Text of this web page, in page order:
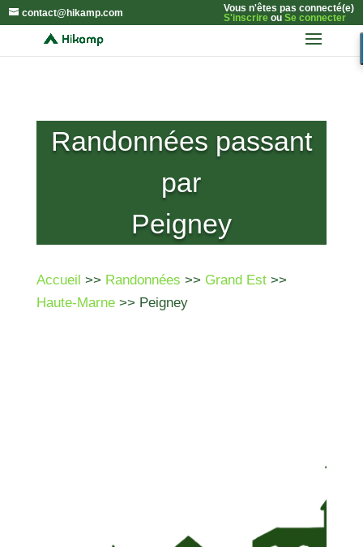
contact@hikamp.com
Vous n'êtes pas connecté(e)
S'inscrireou Se connecter
Randonnées passant
par
Peigney
Accueil >> Randonnées >> Grand Est>>
Haute-Marne>> Peigney